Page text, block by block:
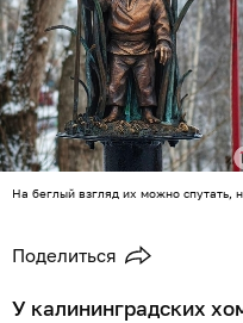
На беглый взгляд их можно спутать,
Поделиться
У калининградских